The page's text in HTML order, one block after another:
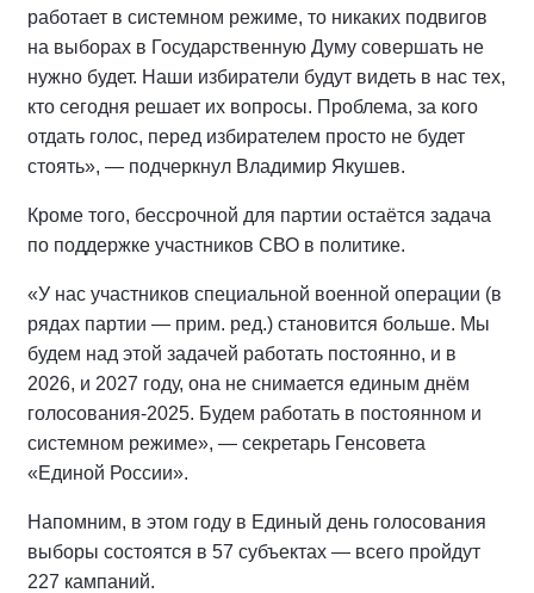
работает в системном режиме, то никаких подвигов
на выборах в Государственную Думу совершать не
нужно будет. Наши избиратели будут видеть в нас тех,
кто сегодня решает их вопросы. Проблема, за кого
отдать голос, перед избирателем просто не будет
стоять», — подчеркнул Владимир Якушев.
Кроме того, бессрочной для партии остаётся задача
по поддержке участников СВО в политике.
«У нас участников специальной военной операции (в
рядах партии — прим. ред.) становится больше. Мы
будем над этой задачей работать постоянно, и в
2026, и 2027 году, она не снимается единым днём
голосования-2025. Будем работать в постоянном и
системном режиме», — секретарь Генсовета
«Единой России».
Напомним, в этом году в Единый день голосования
выборы состоятся в 57 субъектах — всего пройдут
227 кампаний.